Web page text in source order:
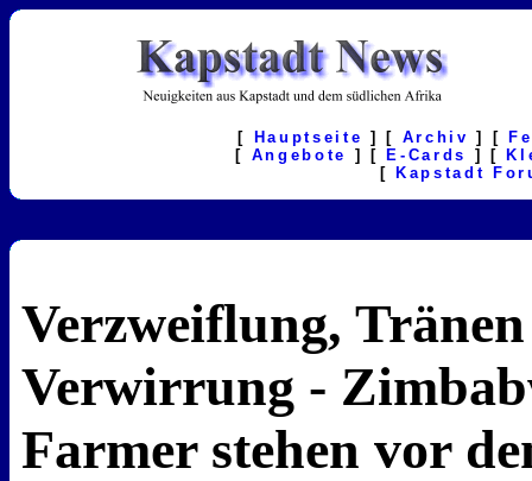
[ Hauptseite ] [ Archiv ] [
[ Angebote ] [ E-Cards ] [
[
Kapstadt
Verzweiflung,
Verwirrung -
Farmer stehen vor